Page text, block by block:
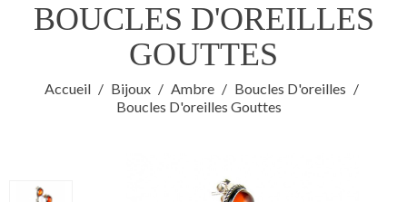
BOUCLES D'OREILLES
GOUTTES
Accueil Bijoux Ambre
Boucles D'oreilles
Boucles D'oreilles Gouttes